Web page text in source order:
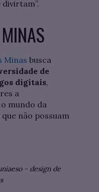
Minas busca
de
digitais,
a
mundo da
não possuam
- design de